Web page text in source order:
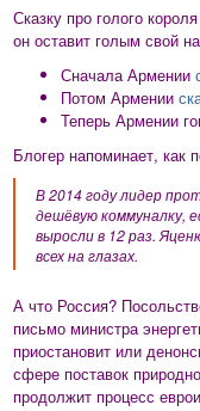
Сказку про голого
он оставит голым свой
Сначала Армении
Потом Армении
Теперь Армении
Блогер напоминает, как
В 2014 году лидер
дешёвую коммуналку,
выросли в 12 раз.
всех на глазах.
А что Россия?
письмо министра
приостановит или
сфере поставок
продолжит процесс